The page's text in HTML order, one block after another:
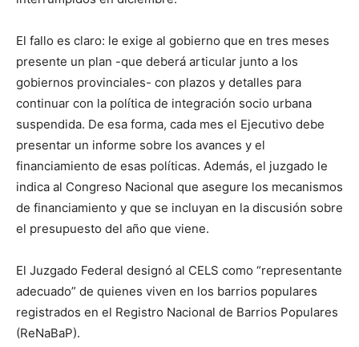
El fallo es claro: le exige al gobierno que en tres meses
presente un plan -que deberá articular junto a los
gobiernos provinciales- con plazos y detalles para
continuar con la política de integración socio urbana
suspendida. De esa forma, cada mes el Ejecutivo debe
presentar un informe sobre los avances y el
financiamiento de esas políticas. Además, el juzgado le
indica al Congreso Nacional que asegure los mecanismos
de financiamiento y que se incluyan en la discusión sobre
el presupuesto del año que viene.
El Juzgado Federal designó al CELS como “representante
adecuado” de quienes viven en los barrios populares
registrados en el Registro Nacional de Barrios Populares
(ReNaBaP).